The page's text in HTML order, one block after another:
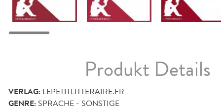
Produkt Details
VERLAG: LEPETITLITTERAIRE.FR
GENRE: SPRACHE - SONSTIGE